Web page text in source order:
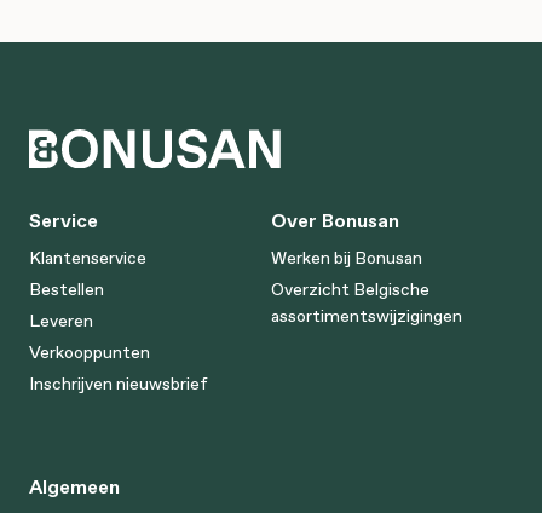
Service
Klantenservice
Bestellen
Leveren
Verkooppunten
Inschrijven nieuwsbrief
Over Bonusan
Werken bij Bonusan
Overzicht Belgische
assortimentswijzigingen
Algemeen